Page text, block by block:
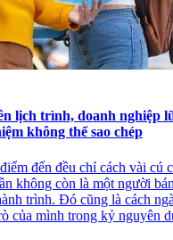
lịch trình, doanh nghiệp
không thể sao chép
đến đều chỉ cách vài cú
không còn là một người
trình. Đó cũng là cách
của mình trong kỷ nguyên